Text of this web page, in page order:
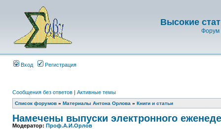
Высокие
Форум
Вход Регистрация
Сообщения без ответов | Активные темы
Список форумов » Материалы Антона Орлова » Книги и статьи
Намечены выпуски электронного
Модератор: Проф.А.И.Орлов